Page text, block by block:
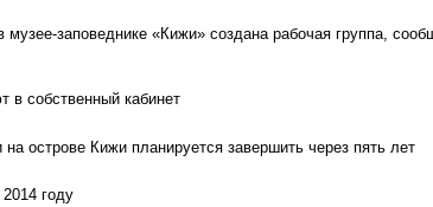
заповеднике «Кижи» создана рабочая группа,
в собственный кабинет
острове Кижи планируется завершить через пять лет
году